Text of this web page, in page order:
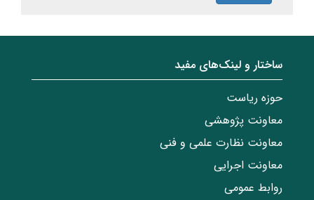
ساختار‌‌ و‌‌ لینک‌های مفید
حوزه ریاست
معاونت پژوهشی
معاونت نظارت علمی و فنی
معاونت اجرایی
روابط عمومی